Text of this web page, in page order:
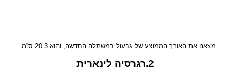
מצאנו את האורך הממוצע של גבעול במשתלה החדשה, והוא 20.3 ס”מ.
2.רגרסיה לינארית